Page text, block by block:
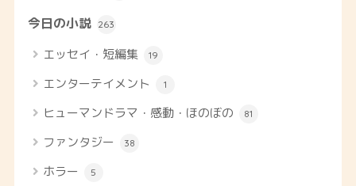
今日の小説 263
エッセイ・短編集 19
エンターテイメント 1
ヒューマンドラマ・感動・ほのぼの 81
ファンタジー 38
ホラー 5